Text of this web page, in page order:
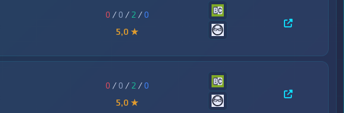
0 / 0 / 2 /0
5,0 ★
0 / 0 / 2 /0
5,0 ★